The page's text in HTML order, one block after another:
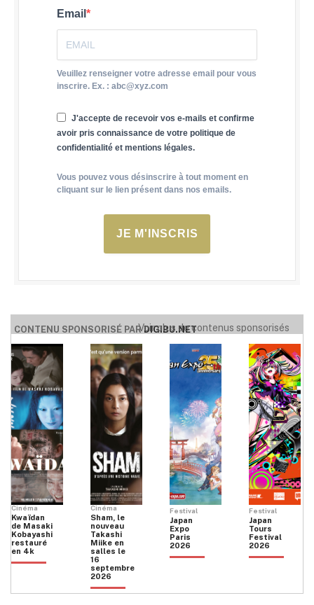
Email
Veuillez renseigner votre adresse email pour vous
inscrire. Ex. : abc@xyz.com
J'accepte de recevoir vos e-mails et confirme
avoir pris connaissance de votre politique de
confidentialité et mentions légales.
Vous pouvez vous désinscrire à tout moment en
cliquant sur le lien présent dans nos emails.
JE M'INSCRIS
CONTENU SPONSORISÉ PARDIGIBU.NET
Voir plus de contenus sponsorisés
Cinéma
Kwaïdan
de Masaki
Kobayashi
restauré
en 4k
Cinéma
Sham, le
nouveau
Takashi
Miike en
salles le
16
septembre
2026
Festival
Japan
Expo
Paris
2026
Festival
Japan
Tours
Festival
2026